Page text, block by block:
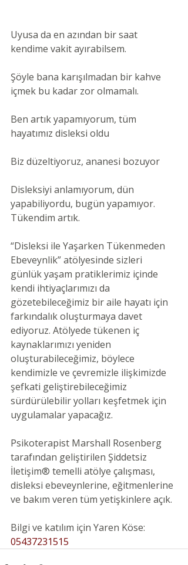
Uyusa da en azından bir saat
kendime vakit ayırabilsem.
Şöyle bana karışılmadan bir kahve
içmek bu kadar zor olmamalı.
Ben artık yapamıyorum, tüm
hayatımız disleksi oldu
Biz düzeltiyoruz, ananesi bozuyor
Disleksiyi anlamıyorum, dün
yapabiliyordu, bugün yapamıyor.
Tükendim artık.
“Disleksi ile Yaşarken Tükenmeden
Ebeveynlik” atölyesinde sizleri
günlük yaşam pratiklerimiz içinde
kendi ihtiyaçlarımızı da
gözetebileceğimiz bir aile hayatı için
farkındalık oluşturmaya davet
ediyoruz. Atölyede tükenen iç
kaynaklarımızı yeniden
oluşturabileceğimiz, böylece
kendimizle ve çevremizle ilişkimizde
şefkati geliştirebileceğimiz
sürdürülebilir yolları keşfetmek için
uygulamalar yapacağız.
Psikoterapist Marshall Rosenberg
tarafından geliştirilen Şiddetsiz
İletişim® temelli atölye çalışması,
disleksi ebeveynlerine, eğitmenlerine
ve bakım veren tüm yetişkinlere açık.
Bilgi ve katılım için Yaren Köse:
05437231515